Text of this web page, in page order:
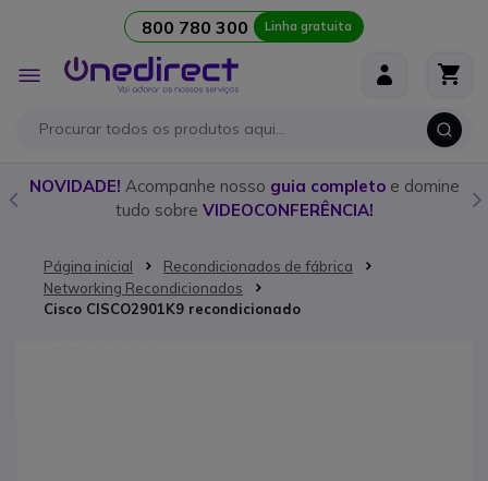
800 780 300 Linha gratuita
Alternar
Nav
NOVIDADE! Acompanhe nosso guia completoe domine
tudo sobre VIDEOCONFERÊNCIA!
Página inicial
Recondicionados de fábrica
Networking Recondicionados
Cisco CISCO2901K9 recondicionado